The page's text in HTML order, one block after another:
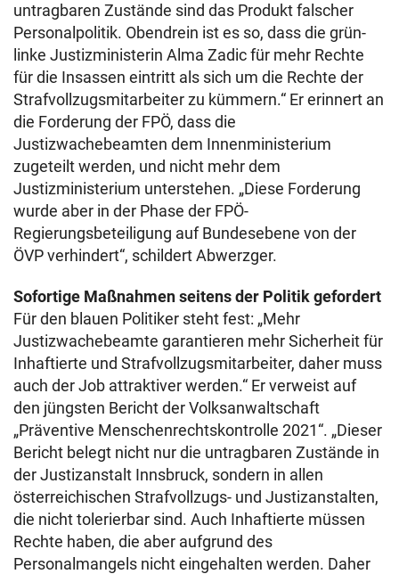
untragbaren Zustände sind das Produkt falscher
Personalpolitik. Obendrein ist es so, dass die grün-
linke Justizministerin Alma Zadic für mehr Rechte
für die Insassen eintritt als sich um die Rechte der
Strafvollzugsmitarbeiter zu kümmern.“ Er erinnert an
die Forderung der FPÖ, dass die
Justizwachebeamten dem Innenministerium
zugeteilt werden, und nicht mehr dem
Justizministerium unterstehen. „Diese Forderung
wurde aber in der Phase der FPÖ-
Regierungsbeteiligung auf Bundesebene von der
ÖVP verhindert“, schildert Abwerzger.
Sofortige Maßnahmen seitens der Politik gefordert
Für den blauen Politiker steht fest: „Mehr
Justizwachebeamte garantieren mehr Sicherheit für
Inhaftierte und Strafvollzugsmitarbeiter, daher muss
auch der Job attraktiver werden.“ Er verweist auf
den jüngsten Bericht der Volksanwaltschaft
„Präventive Menschenrechtskontrolle 2021“. „Dieser
Bericht belegt nicht nur die untragbaren Zustände in
der Justizanstalt Innsbruck, sondern in allen
österreichischen Strafvollzugs- und Justizanstalten,
die nicht tolerierbar sind. Auch Inhaftierte müssen
Rechte haben, die aber aufgrund des
Personalmangels nicht eingehalten werden. Daher